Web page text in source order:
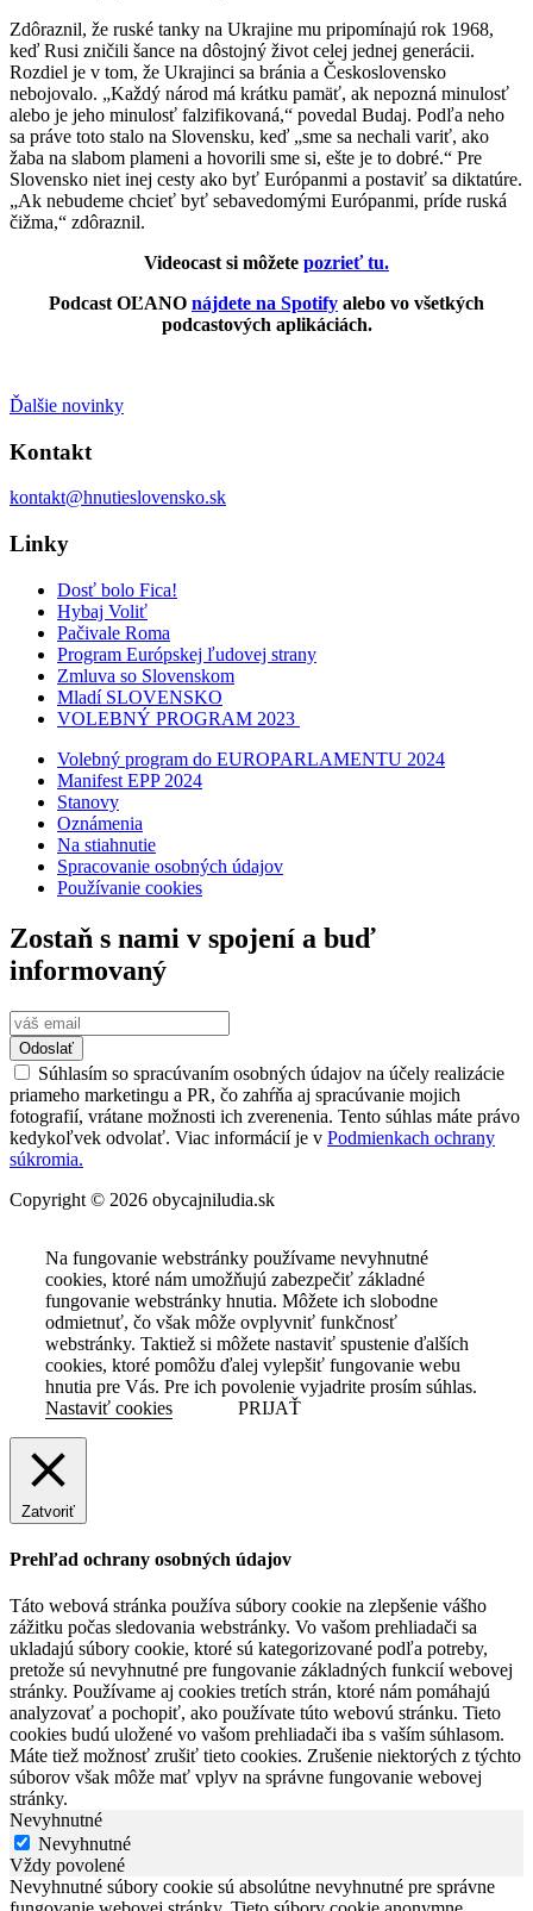
Zdôraznil, že ruské tanky na Ukrajine mu pripomínajú rok 1968,
keď Rusi zničili šance na dôstojný život celej jednej generácii.
Rozdiel je v tom, že Ukrajinci sa bránia a Československo
nebojovalo. „Každý národ má krátku pamäť, ak nepozná minulosť
alebo je jeho minulosť falzifikovaná,“ povedal Budaj. Podľa neho
sa práve toto stalo na Slovensku, keď „sme sa nechali variť, ako
žaba na slabom plameni a hovorili sme si, ešte je to dobré.“ Pre
Slovensko niet inej cesty ako byť Európanmi a postaviť sa diktatúre.
„Ak nebudeme chcieť byť sebavedomými Európanmi, príde ruská
čižma,“ zdôraznil.
Videocast si môžete pozrieť tu.
Podcast OĽANO nájdete na Spotify alebo vo všetkých
podcastových aplikáciách.
Ďalšie novinky
Kontakt
kontakt@hnutieslovensko.sk
Linky
Dosť bolo Fica!
Hybaj Voliť
Pačivale Roma
Program Európskej ľudovej strany
Zmluva so Slovenskom
Mladí SLOVENSKO
VOLEBNÝ PROGRAM 2023
Volebný program do EUROPARLAMENTU 2024
Manifest EPP 2024
Stanovy
Oznámenia
Na stiahnutie
Spracovanie osobných údajov
Používanie cookies
Zostaň s nami v spojení a buď
informovaný
Odoslať
Súhlasím so spracúvaním osobných údajov na účely realizácie
priameho marketingu a PR, čo zahŕňa aj spracúvanie mojich
fotografií, vrátane možnosti ich zverenenia. Tento súhlas máte právo
kedykoľvek odvolať. Viac informácií je v Podmienkach ochrany
súkromia.
Copyright © 2026 obycajniludia.sk
Na fungovanie webstránky používame nevyhnutné
cookies, ktoré nám umožňujú zabezpečiť základné
fungovanie webstránky hnutia. Môžete ich slobodne
odmietnuť, čo však môže ovplyvniť funkčnosť
webstránky. Taktiež si môžete nastaviť spustenie ďalších
cookies, ktoré pomôžu ďalej vylepšiť fungovanie webu
hnutia pre Vás. Pre ich povolenie vyjadrite prosím súhlas.
Nastaviť cookies
PRIJAŤ
Zatvoriť
Prehľad ochrany osobných údajov
Táto webová stránka používa súbory cookie na zlepšenie vášho
zážitku počas sledovania webstránky. Vo vašom prehliadači sa
ukladajú súbory cookie, ktoré sú kategorizované podľa potreby,
pretože sú nevyhnutné pre fungovanie základných funkcií webovej
stránky. Používame aj cookies tretích strán, ktoré nám pomáhajú
analyzovať a pochopiť, ako používate túto webovú stránku. Tieto
cookies budú uložené vo vašom prehliadači iba s vaším súhlasom.
Máte tiež možnosť zrušiť tieto cookies. Zrušenie niektorých z týchto
súborov však môže mať vplyv na správne fungovanie webovej
stránky.
Nevyhnutné
Nevyhnutné
Vždy povolené
Nevyhnutné súbory cookie sú absolútne nevyhnutné pre správne